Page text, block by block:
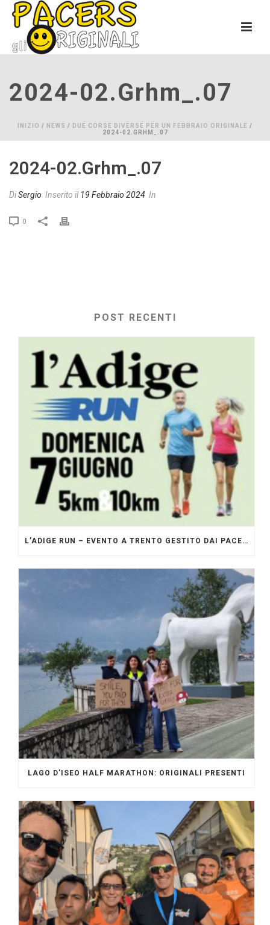
2024-02.grhm_.07
INIZIO / NEWS / DUE CORSE DIVERSE PER UN FEBBRAIO ORIGINALE /
2024-02.GRHM_.07
2024-02.grhm_.07
DiSergio Inserito il19 Febbraio 2024 In
0
POST RECENTI
L’ADIGE RUN – EVENTO A TRENTO GESTITO DAI PACERS GLI ORIGINALI
LAGO D’ISEO HALF MARATHON: ORIGINALI PRESENTI